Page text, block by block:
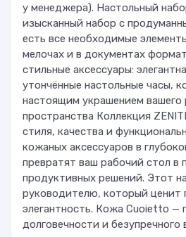
у менеджера). Настольный
изысканный набор с
есть все необходимые
мелочах и в документах
стильные аксессуары:
утончённые настольные часы,
настоящим украшением вашего
пространства Коллекция
стиля, качества и
кожаных аксессуаров в
превратят ваш рабочий стол в
продуктивных решений. Этот
руководителю, который ценит
элегантность. Кожа Cuoietto —
долговечности и безупречного